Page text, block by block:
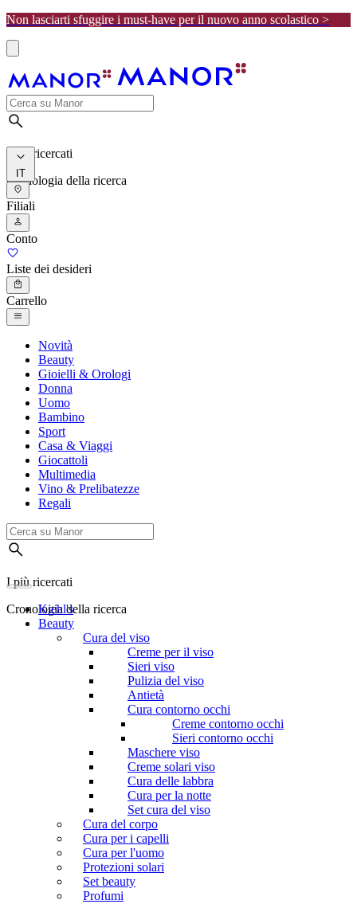
Non lasciarti sfuggire i must-have per il nuovo anno scolastico >
I più ricercati
Cronologia della ricerca
IT
Filiali
Conto
Liste dei desideri
Carrello
Novità
Beauty
Gioielli & Orologi
Donna
Uomo
Bambino
Sport
Casa & Viaggi
Giocattoli
Multimedia
Vino & Prelibatezze
Regali
I più ricercati
Cronologia della ricerca
Kiehl's
Beauty
Cura del viso
Creme per il viso
Sieri viso
Pulizia del viso
Antietà
Cura contorno occhi
Creme contorno occhi
Sieri contorno occhi
Maschere viso
Creme solari viso
Cura delle labbra
Cura per la notte
Set cura del viso
Cura del corpo
Cura per i capelli
Cura per l'uomo
Protezioni solari
Set beauty
Profumi